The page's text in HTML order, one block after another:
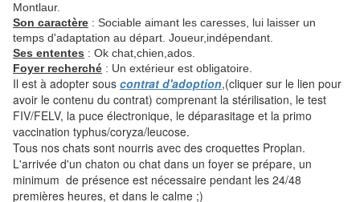
Montlaur.
Son caractère : Sociable aimant les caresses, lui laisser un
temps d'adaptation au départ. Joueur,indépendant.
Ses ententes : Ok chat,chien,ados.
Foyer recherché : Un extérieur est obligatoire.
Il est à adopter sous contrat d'adoption,(cliquer sur le lien pour
avoir le contenu du contrat) comprenant la stérilisation, le test
FIV/FELV, la puce électronique, le déparasitage et la primo
vaccination typhus/coryza/leucose.
Tous nos chats sont nourris avec des croquettes Proplan.
L'arrivée d'un chaton ou chat dans un foyer se prépare, un
minimum de présence est nécessaire pendant les 24/48
premières heures, et dans le calme ;)